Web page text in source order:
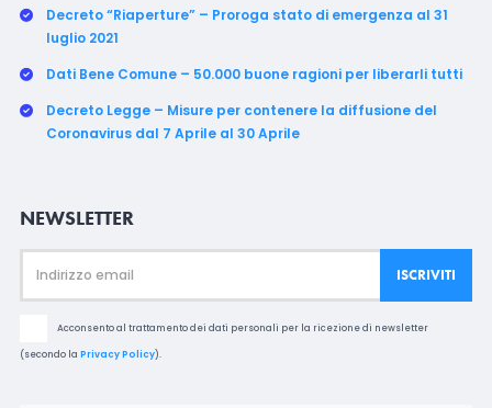
Decreto “Riaperture” – Proroga stato di emergenza al 31
luglio 2021
Dati Bene Comune – 50.000 buone ragioni per liberarli tutti
Decreto Legge – Misure per contenere la diffusione del
Coronavirus dal 7 Aprile al 30 Aprile
NEWSLETTER
Acconsento al trattamento dei dati personali per la ricezione di newsletter
(secondo la Privacy Policy).